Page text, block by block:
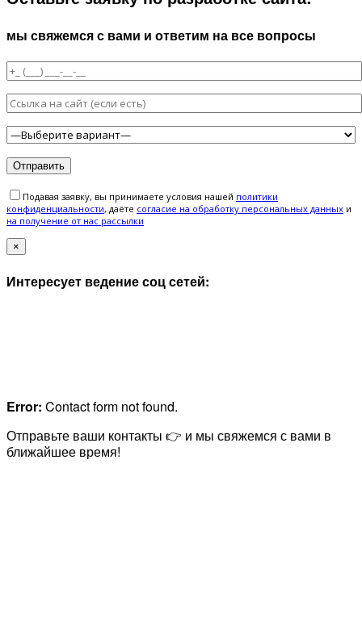
мы свяжемся с вами и ответим на все вопросы
Подавая заявку, вы принимаете условия нашей политики
конфиденциальности, даёте cогласие на обработку персональных данных и
на получение от нас рассылки
×
Интересует ведение соц сетей:
Error: Contact form not found.
Отправьте ваши контакты 👉 и мы свяжемся с вами в
ближайшее время!